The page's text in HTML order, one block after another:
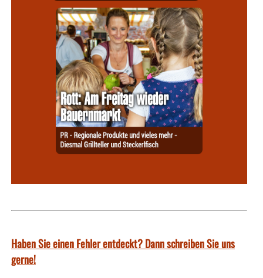
Haben Sie einen Fehler entdeckt? Dann schreiben Sie uns
gerne!